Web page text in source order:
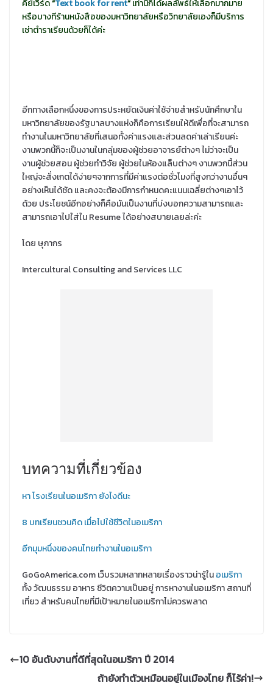
คีย์เวิร์ด“Text book for rent”เท่านี้ก็ได้ผลลัพธ์ให้เลือกมากมาย
หรือบางทีร้านหนังสือของมหาวิทยาลัยหรือวิทยาลัยเองก็มีบริการ
เช่าตำราเรียนด้วยก็ได้ค่ะ
อีกทางเลือกหนึ่งของการประหยัดเงินค่าใช้จ่ายสำหรับนักศึกษาใน
มหาวิทยาลัยของรัฐบาลบางแห่งก็คือการเรียนให้ดีเพื่อที่จะสามารถ
ทำงานในมหาวิทยาลัยที่เสนอทั้งค่าแรงและส่วนลดค่าเล่าเรียนค่ะ
งานพวกนี้ก็จะเป็นงานในกลุ่มของผู้ช่วยอาจารย์ต่างๆ ไม่ว่าจะเป็น
งานผู้ช่วยสอน ผู้ช่วยทำวิจัย ผู้ช่วยในห้องแล็บต่างๆ งานพวกนี้ส่วน
ใหญ่จะสั่งเกตได้ง่ายๆจากการที่มีค่าแรงต่อชั่วโมงที่สูงกว่างานอื่นๆ
อย่างเห็นได้ชัด และคงจะต้องมีการกำหนดคะแนนเฉลี่ยต่างๆเอาไว้
ด้วย ประโยชน์อีกอย่างก็คือมันเป็นงานที่บ่งบอกความสามารถและ
สามารถเอาไปใส่ใน Resume ได้อย่างสบายเลยล่ะค่ะ
โดย ษุภากร
Intercultural Consulting and Services LLC
บทความที่เกี่ยวข้อง
หา โรงเรียนในอเมริกา ยังไงดีนะ
8 บทเรียนชวนคิด เมื่อไปใช้ชีวิตในอเมริกา
อีกมุมหนึ่งของคนไทยทำงานในอเมริกา
GoGoAmerica.com เว็บรวมหลากหลายเรื่องราวน่ารู้ในอเมริกา
ทั้ง วัฒนธรรม อาหาร ชีวิตความเป็นอยู่ การหางานในอเมริกา สถานที่
เที่ยว สำหรับคนไทยที่มีเป้าหมายในอเมริกาไม่ควรพลาด
10 อันดับงานที่ดีที่สุดในอเมริกา ปี 2014
ถ้ายังทำตัวเหมือนอยู่ในเมืองไทย ก็ไร้ค่า!